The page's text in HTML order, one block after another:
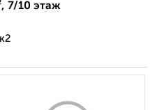
7/10 этаж